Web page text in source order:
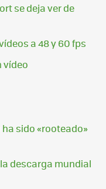
se deja ver de
a 48 y 60 fps
vídeo
ha sido «rooteado»
descarga mundial